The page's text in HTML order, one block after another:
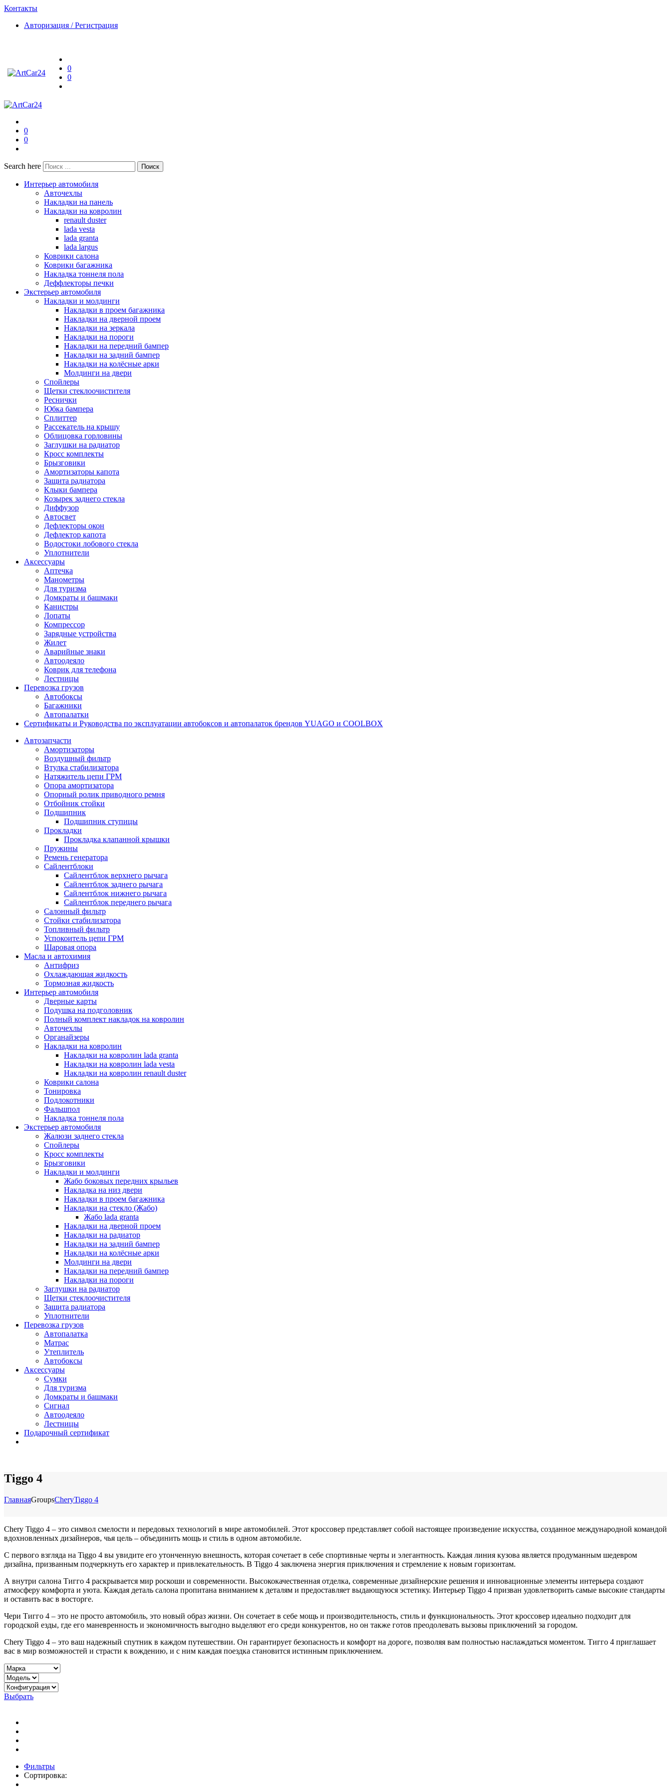
Контакты
Авторизация / Регистрация
0
0
0
0
Search here Поиск
Интерьер автомобиля
Авточехлы
Накладки на панель
Накладки на ковролин
renault duster
lada vesta
lada granta
lada largus
Коврики салона
Коврики багажника
Накладка тоннеля пола
Деффлекторы печки
Экстерьер автомобиля
Накладки и молдинги
Накладки в проем багажника
Накладки на дверной проем
Накладки на зеркала
Накладки на пороги
Накладки на передний бампер
Накладки на задний бампер
Накладки на колёсные арки
Молдинги на двери
Спойлеры
Щетки стеклоочистителя
Реснички
Юбка бампера
Сплиттер
Рассекатель на крышу
Облицовка горловины
Заглушки на радиатор
Кросс комплекты
Брызговики
Амортизаторы капота
Защита радиатора
Клыки бампера
Козырек заднего стекла
Диффузор
Автосвет
Дефлекторы окон
Дефлектор капота
Водостоки лобового стекла
Уплотнители
Аксессуары
Аптечка
Манометры
Для туризма
Домкраты и башмаки
Канистры
Лопаты
Компрессор
Зарядные устройства
Жилет
Аварийные знаки
Автоодеяло
Коврик для телефона
Лестницы
Перевозка грузов
Автобоксы
Багажники
Автопалатки
Сертификаты и Руководства по эксплуатации автобоксов и автопалаток брендов YUAGO и COOLBOX
Автозапчасти
Амортизаторы
Воздушный фильтр
Втулка стабилизатора
Натяжитель цепи ГРМ
Опора амортизатора
Опорный ролик приводного ремня
Отбойник стойки
Подшипник
Подшипник ступицы
Прокладки
Прокладка клапанной крышки
Пружины
Ремень генератора
Сайлентблоки
Сайлентблок верхнего рычага
Сайлентблок заднего рычага
Сайлентблок нижнего рычага
Сайлентблок переднего рычага
Салонный фильтр
Стойки стабилизатора
Топливный фильтр
Успокоитель цепи ГРМ
Шаровая опора
Масла и автохимия
Антифриз
Охлаждающая жидкость
Тормозная жидкость
Интерьер автомобиля
Дверные карты
Подушка на подголовник
Полный комплект накладок на ковролин
Авточехлы
Органайзеры
Накладки на ковролин
Накладки на ковролин lada granta
Накладки на ковролин lada vesta
Накладки на ковролин renault duster
Коврики салона
Тонировка
Подлокотники
Фальшпол
Накладка тоннеля пола
Экстерьер автомобиля
Жалюзи заднего стекла
Спойлеры
Кросс комплекты
Брызговики
Накладки и молдинги
Жабо боковых передних крыльев
Накладка на низ двери
Накладки в проем багажника
Накладки на стекло (Жабо)
Жабо lada granta
Накладки на дверной проем
Накладки на радиатор
Накладки на задний бампер
Накладки на колёсные арки
Молдинги на двери
Накладки на передний бампер
Накладки на пороги
Заглушки на радиатор
Щетки стеклоочистителя
Защита радиатора
Уплотнители
Перевозка грузов
Автопалатка
Матрас
Утеплитель
Автобоксы
Аксессуары
Сумки
Для туризма
Домкраты и башмаки
Сигнал
Автоодеяло
Лестницы
Подарочный сертификат
Tiggo 4
ГлавнаяGroupsCheryTiggo 4
Chery Tiggo 4 – это символ смелости и передовых технологий в мире автомобилей. Этот кроссовер представляет собой настоящее произведение искусства, созданное международной командой
вдохновленных дизайнеров, чья цель – объединить мощь и стиль в одном автомобиле.
С первого взгляда на Tiggo 4 вы увидите его утонченную внешность, которая сочетает в себе спортивные черты и элегантность. Каждая линия кузова является продуманным шедевром
дизайна, призванным подчеркнуть его характер и привлекательность. В Tiggo 4 заключена энергия приключения и стремление к новым горизонтам.
А внутри салона Тигго 4 раскрывается мир роскоши и современности. Высококачественная отделка, современные дизайнерские решения и инновационные элементы интерьера создают
атмосферу комфорта и уюта. Каждая деталь салона пропитана вниманием к деталям и предоставляет выдающуюся эстетику. Интерьер Tiggo 4 призван удовлетворить самые высокие стандарты
и оставить вас в восторге.
Чери Тигго 4 – это не просто автомобиль, это новый образ жизни. Он сочетает в себе мощь и производительность, стиль и функциональность. Этот кроссовер идеально подходит для
городской езды, где его маневренность и экономичность выгодно выделяют его среди конкурентов, но он также готов преодолевать вызовы приключений за городом.
Chery Tiggo 4 – это ваш надежный спутник в каждом путешествии. Он гарантирует безопасность и комфорт на дороге, позволяя вам полностью наслаждаться моментом. Тигго 4 приглашает
вас в мир возможностей и страсти к вождению, и с ним каждая поездка становится истинным приключением.
Выбрать
Фильтры
Сортировка: